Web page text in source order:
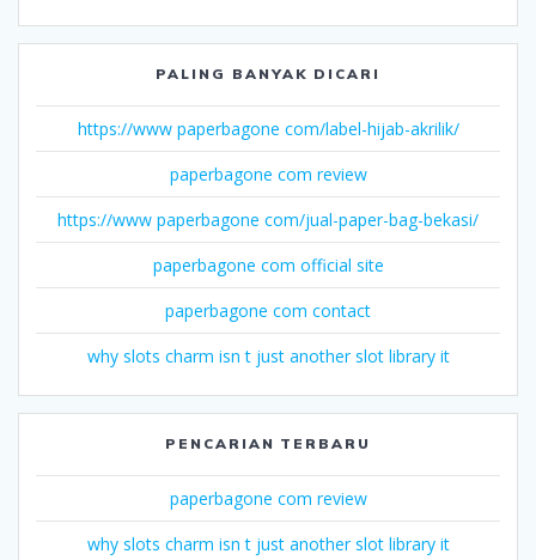
PALING BANYAK DICARI
https://www paperbagone com/label-hijab-akrilik/
paperbagone com review
https://www paperbagone com/jual-paper-bag-bekasi/
paperbagone com official site
paperbagone com contact
why slots charm isn t just another slot library it
PENCARIAN TERBARU
paperbagone com review
why slots charm isn t just another slot library it